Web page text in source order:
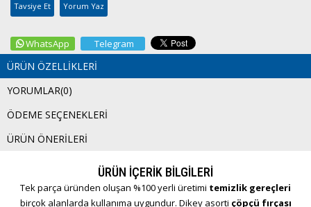
Tavsiye Et Yorum Yaz
WhatsApp Telegram
ÜRÜN ÖZELLIKLERI
YORUMLAR(0)
ÖDEME SEÇENEKLERI
ÜRÜN ÖNERILERI
ÜRÜN İÇERİK BİLGİLERİ
Tek parça üründen oluşan %100 yerli üretimi temizlik gereçleri
birçok alanlarda kullanıma uygundur. Dikey asorti çöpçü fırçası